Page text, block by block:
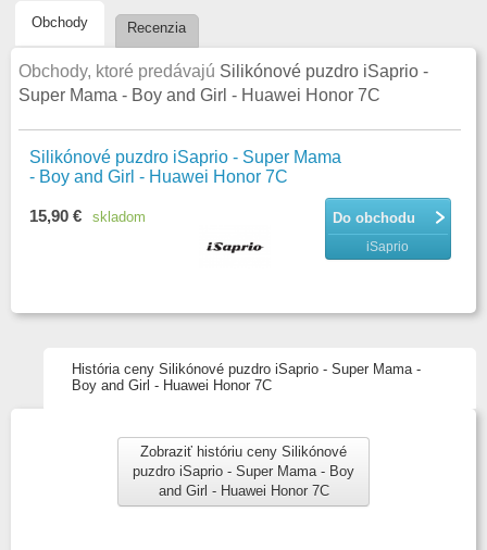
Obchody Recenzia
Obchody, ktoré predávajú Silikónové puzdro iSaprio -
Super Mama - Boy and Girl - Huawei Honor 7C
Silikónové puzdro iSaprio - Super Mama
- Boy and Girl - Huawei Honor 7C
Do obchodu
iSaprio
15,90 € skladom
História ceny Silikónové puzdro iSaprio - Super Mama -
Boy and Girl - Huawei Honor 7C
Zobraziť históriu ceny Silikónové
puzdro iSaprio - Super Mama - Boy
and Girl - Huawei Honor 7C